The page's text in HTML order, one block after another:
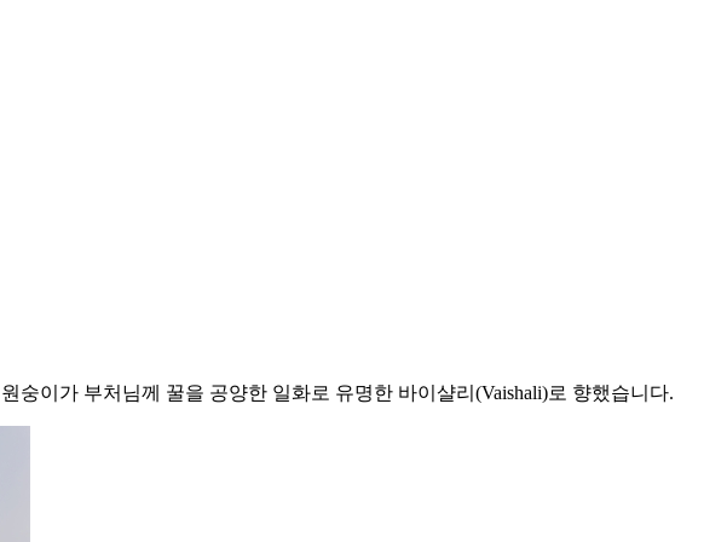
이가 부처님께 꿀을 공양한 일화로 유명한 바이샬리(Vaishali)로 향했습니다.